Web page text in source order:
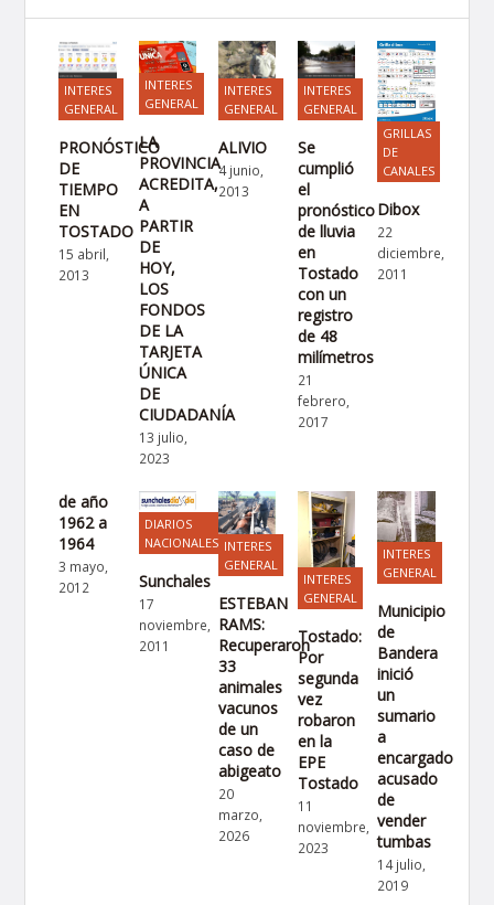
INTERES
GENERAL
PRONÓSTICO
DE
TIEMPO
EN
TOSTADO
15 abril,
2013
INTERES
GENERAL
LA
PROVINCIA
ACREDITA,
A
PARTIR
DE
HOY,
LOS
FONDOS
DE LA
TARJETA
ÚNICA
DE
CIUDADANÍA
13 julio,
2023
INTERES
GENERAL
ALIVIO
4 junio,
2013
INTERES
GENERAL
Se
cumplió
el
pronóstico
de lluvia
en
Tostado
con un
registro
de 48
milímetros
21
febrero,
2017
GRILLAS
DE
CANALES
Dibox
22
diciembre,
2011
de año
1962 a
1964
3 mayo,
2012
DIARIOS
NACIONALES
Sunchales
17
noviembre,
2011
INTERES
GENERAL
ESTEBAN
RAMS:
Recuperaron
33
animales
vacunos
de un
caso de
abigeato
20
marzo,
2026
INTERES
GENERAL
Tostado:
Por
segunda
vez
robaron
en la
EPE
Tostado
11
noviembre,
2023
INTERES
GENERAL
Municipio
de
Bandera
inició
un
sumario
a
encargado
acusado
de
vender
tumbas
14 julio,
2019